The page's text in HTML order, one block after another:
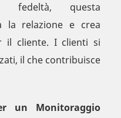
questa
la relazione e crea
il cliente. I clienti si
il che contribuisce
un Monitoraggio